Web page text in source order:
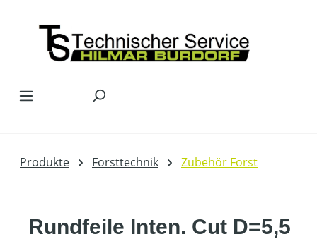
Produkte Forsttechnik Zubehör Forst
Rundfeile Inten. Cut D=5,5